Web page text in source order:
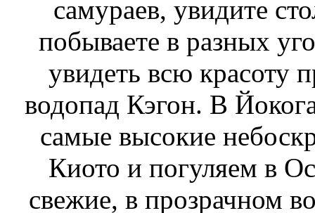
самураев, увидите
побываете в разных
увидеть всю красоту
водопад Кэгон. В
самые высокие
Киото и погуляем в
свежие, в прозрачном